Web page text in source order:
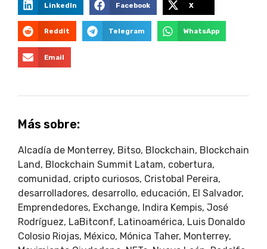
LinkedIn Facebook X
Reddit Telegram WhatsApp
Email
Más sobre:
Alcadía de Monterrey, Bitso, Blockchain, Blockchain
Land , Blockchain Summit Latam, cobertura,
comunidad , cripto curiosos, Cristobal Pereira,
desarrolladores, desarrollo, educación, El Salvador,
Emprendedores, Exchange, Indira Kempis, José
Rodríguez, LaBitconf, Latinoamérica, Luis Donaldo
Colosio Riojas, México, Mónica Taher, Monterrey,